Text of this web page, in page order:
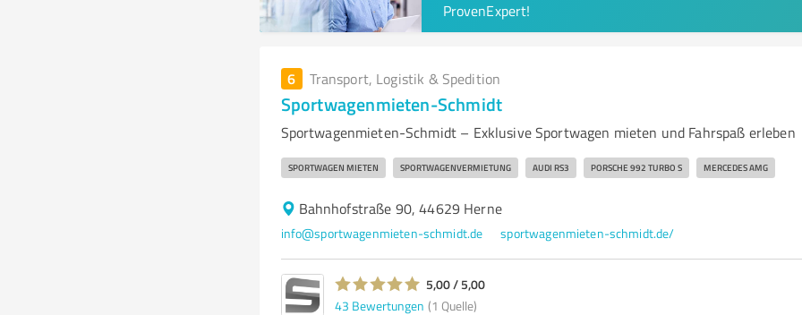
ProvenExpert!
6 Transport, Logistik & Spedition
Sportwagenmieten-Schmidt
Sportwagenmieten-Schmidt – Exklusive Sportwagen mieten und Fahrspaß erleben
SPORTWAGEN MIETEN SPORTWAGENVERMIETUNG AUDI RS3 PORSCHE 992 TURBO S MERCEDES AMG
Bahnhofstraße 90, 44629 Herne
info@sportwagenmieten-schmidt.de sportwagenmieten-schmidt.de/
5,00 / 5,00
43 Bewertungen (1 Quelle)